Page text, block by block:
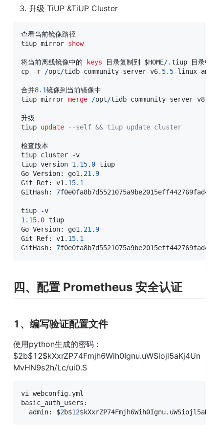
升级 TiUP &TiUP Cluster
查看当前镜像路径
tiup mirror show
将当前离线镜像中的 keys 目录复制到 $HOME/.tiup 目录中：
cp
- r /opt/tidb-community-server-v6. 5.5-linux-
合并8.1镜像到当前镜像中
tiup mirror merge /opt/tidb-community-server-v8
升级
tiup update --self && tiup update cluster
检查版本
tiup cluster
-v
tiup version 1.15.0 tiup
Go Version: go1 . 21.9
Git Ref: v1 . 15.1
GitHash: 7f0e0fa8b7d5521075a9be2015eff442769fad47
tiup -
1.15.0 tiup
Go Version: go1 . 21.9
Git Ref: v1 . 15.1
GitHash: 7f0e0fa8b7d5521075a9be2015eff442769fad47
四、配置 Prometheus 安全认证
1、编写验证配置文件
使用python生成的密码：
$2b$12$kXxrZP74Fmjh6Wih0Ignu.uWSiojl5aKj4Un
MvHN9s2h/Lc/ui0.S
vi webconfig. yml
basic_auth_users:
  admin: $
2b$12$kXxrZP74Fmjh6Wih0Ignu.